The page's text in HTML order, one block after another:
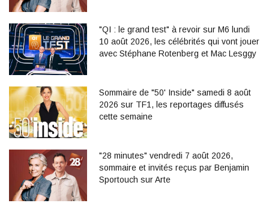
"QI : le grand test" à revoir sur M6 lundi
10 août 2026, les célébrités qui vont jouer
avec Stéphane Rotenberg et Mac Lesggy
Sommaire de "50' Inside" samedi 8 août
2026 sur TF1, les reportages diffusés
cette semaine
"28 minutes" vendredi 7 août 2026,
sommaire et invités reçus par Benjamin
Sportouch sur Arte